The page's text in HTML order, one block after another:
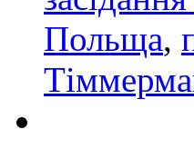
Польща,